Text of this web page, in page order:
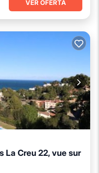
VER OFERTA
La Creu 22, vue sur